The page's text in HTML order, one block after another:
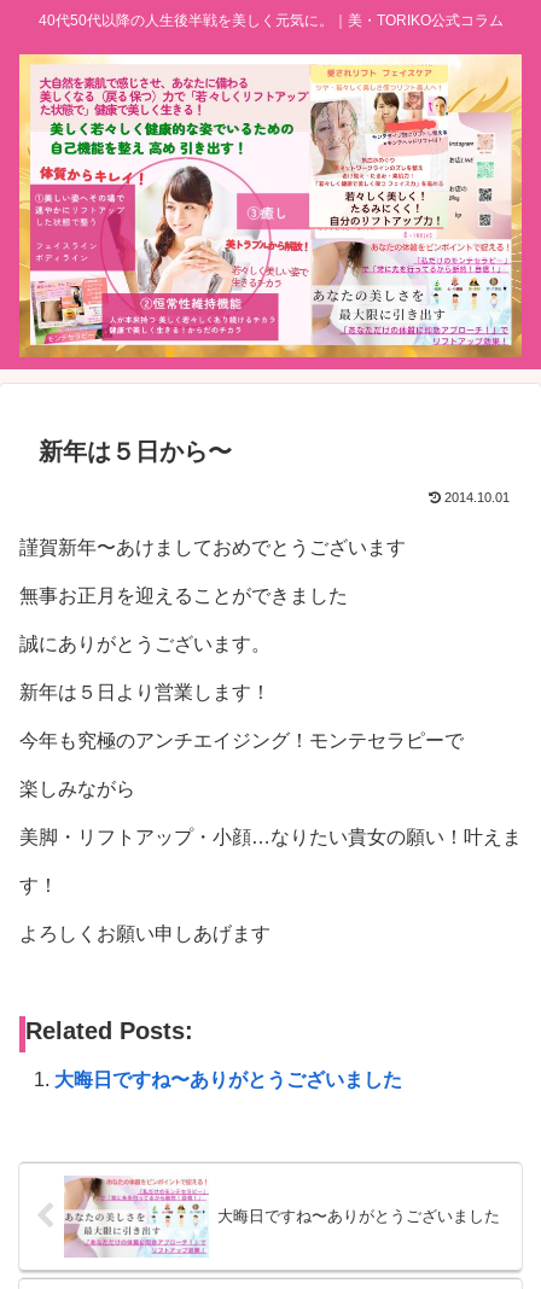
40代50代以降の人生後半戦を美しく元気に。｜美・TORIKO公式コラム
新年は５日から〜
2014.10.01
謹賀新年〜あけましておめでとうございます
無事お正月を迎えることができました
誠にありがとうございます。
新年は５日より営業します！
今年も究極のアンチエイジング！モンテセラピーで
楽しみながら
美脚・リフトアップ・小顔…なりたい貴女の願い！叶えま
す！
よろしくお願い申しあげます
Related Posts:
大晦日ですね〜ありがとうございました
大晦日ですね〜ありがとうございました